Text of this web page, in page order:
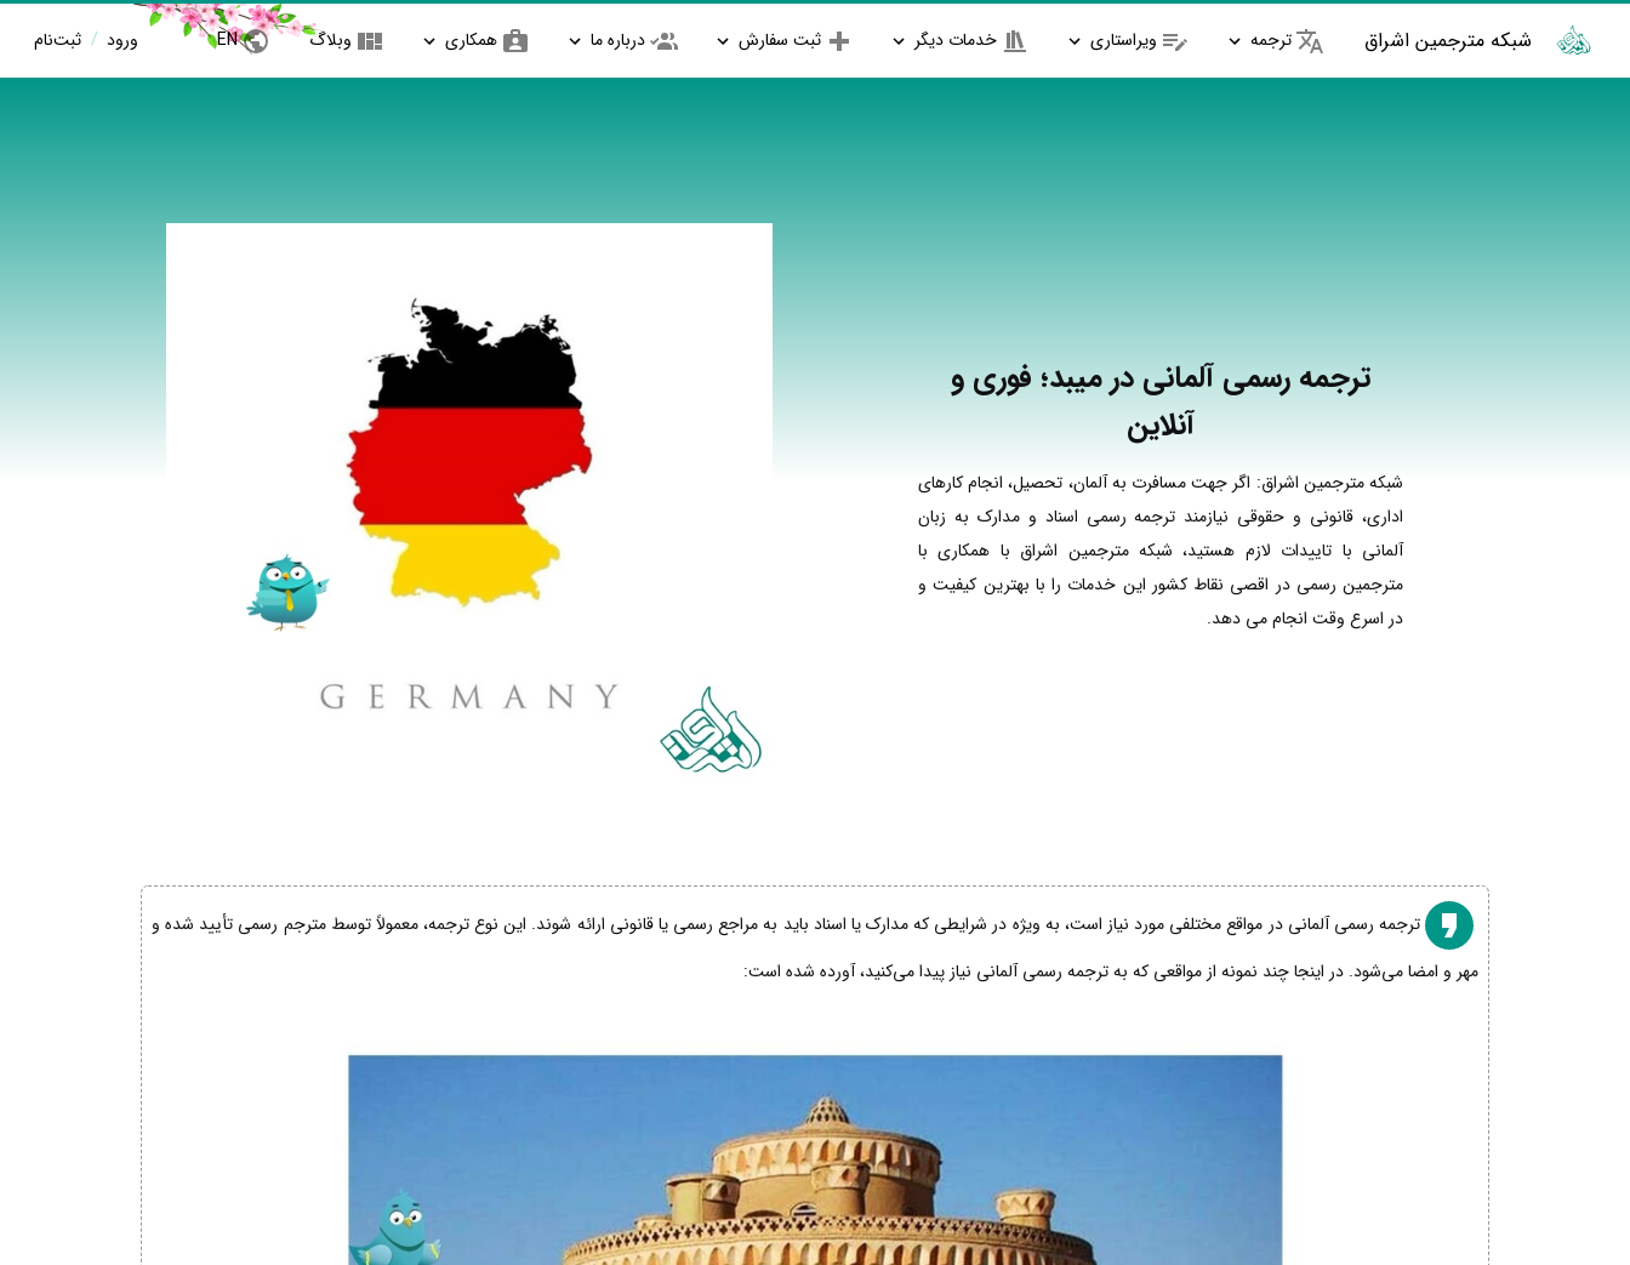
شبکه مترجمین اشراق ترجمه ویراستاری خدمات دیگر ثبت سفارش درباره ما همکاری وبلاگ EN ورود / ثبت‌نام
ترجمه رسمی آلمانی در میبد؛ فوری و
آنلاین
شبکه مترجمین اشراق: اگر جهت مسافرت به آلمان، تحصیل، انجام کارهای
اداری، قانونی و حقوقی نیازمند ترجمه رسمی اسناد و مدارک به زبان
آلمانی با تاییدات لازم هستید، شبکه مترجمین اشراق با همکاری با
مترجمین رسمی در اقصی نقاط کشور این خدمات را با بهترین کیفیت و
در اسرع وقت انجام می دهد.
ترجمه رسمی آلمانی در مواقع مختلفی مورد نیاز است، به ویژه در شرایطی که مدارک یا اسناد باید به مراجع رسمی یا قانونی ارائه شوند. این نوع ترجمه، معمولاً توسط مترجم رسمی تأیید شده و
مهر و امضا می‌شود. در اینجا چند نمونه از مواقعی که به ترجمه رسمی آلمانی نیاز پیدا می‌کنید، آورده شده است: